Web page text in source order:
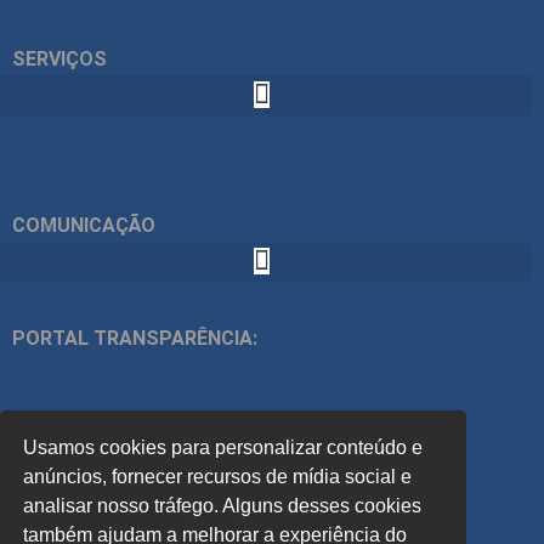
SERVIÇOS
COMUNICAÇÃO
PORTAL TRANSPARÊNCIA:
ACOMPANHE
Usamos cookies para personalizar conteúdo e
anúncios, fornecer recursos de mídia social e
analisar nosso tráfego. Alguns desses cookies
também ajudam a melhorar a experiência do